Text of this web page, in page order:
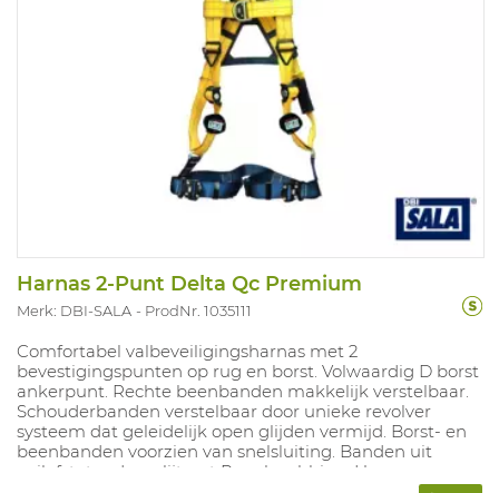
Harnas 2-Punt Delta Qc Premium
Merk: DBI-SALA ProdNr. 1035111
Comfortabel valbeveiligingsharnas met 2
bevestigingspunten op rug en borst. Volwaardig D borst
ankerpunt. Rechte beenbanden makkelijk verstelbaar.
Schouderbanden verstelbaar door unieke revolver
systeem dat geleidelijk open glijden vermijd. Borst- en
beenbanden voorzien van snelsluiting. Banden uit
vuilafstotend en slijtvast Repel webbing. Harnas